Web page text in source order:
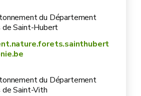
du Département
Saint-Hubert
du Département
Saint-Vith